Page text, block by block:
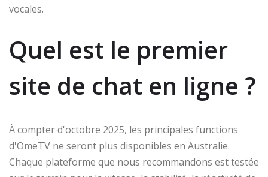
vocales.
Quel est le premier
site de chat en ligne ?
À compter d'octobre 2025, les principales functions
d'OmeTV ne seront plus disponibles en Australie.
Chaque plateforme que nous recommandons est testée